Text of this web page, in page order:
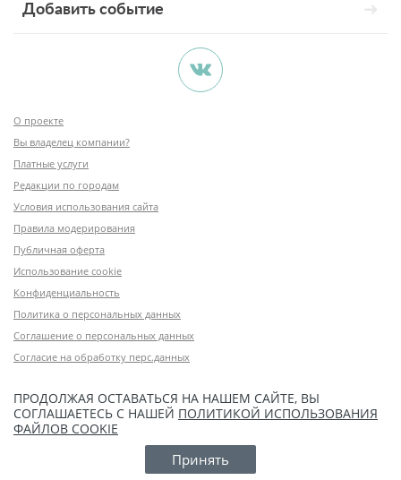
Добавить событие
О проекте
Вы владелец компании?
Платные услуги
Редакции по городам
Условия использования сайта
Правила модерирования
Публичная оферта
Использование cookie
Конфиденциальность
Политика о персональных данных
Соглашение о персональных данных
Согласие на обработку перс.данных
ПРОДОЛЖАЯ ОСТАВАТЬСЯ НА НАШЕМ САЙТЕ, ВЫ
СОГЛАШАЕТЕСЬ С НАШЕЙ ПОЛИТИКОЙ ИСПОЛЬЗОВАНИЯ
ФАЙЛОВ COOKIE
Принять